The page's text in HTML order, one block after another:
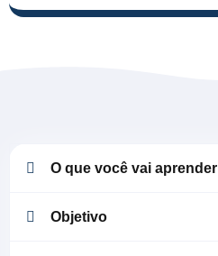
O que você vai aprender
Objetivo